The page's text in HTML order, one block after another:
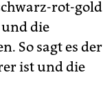
rot-gold
und die
So sagt es der
ist und die